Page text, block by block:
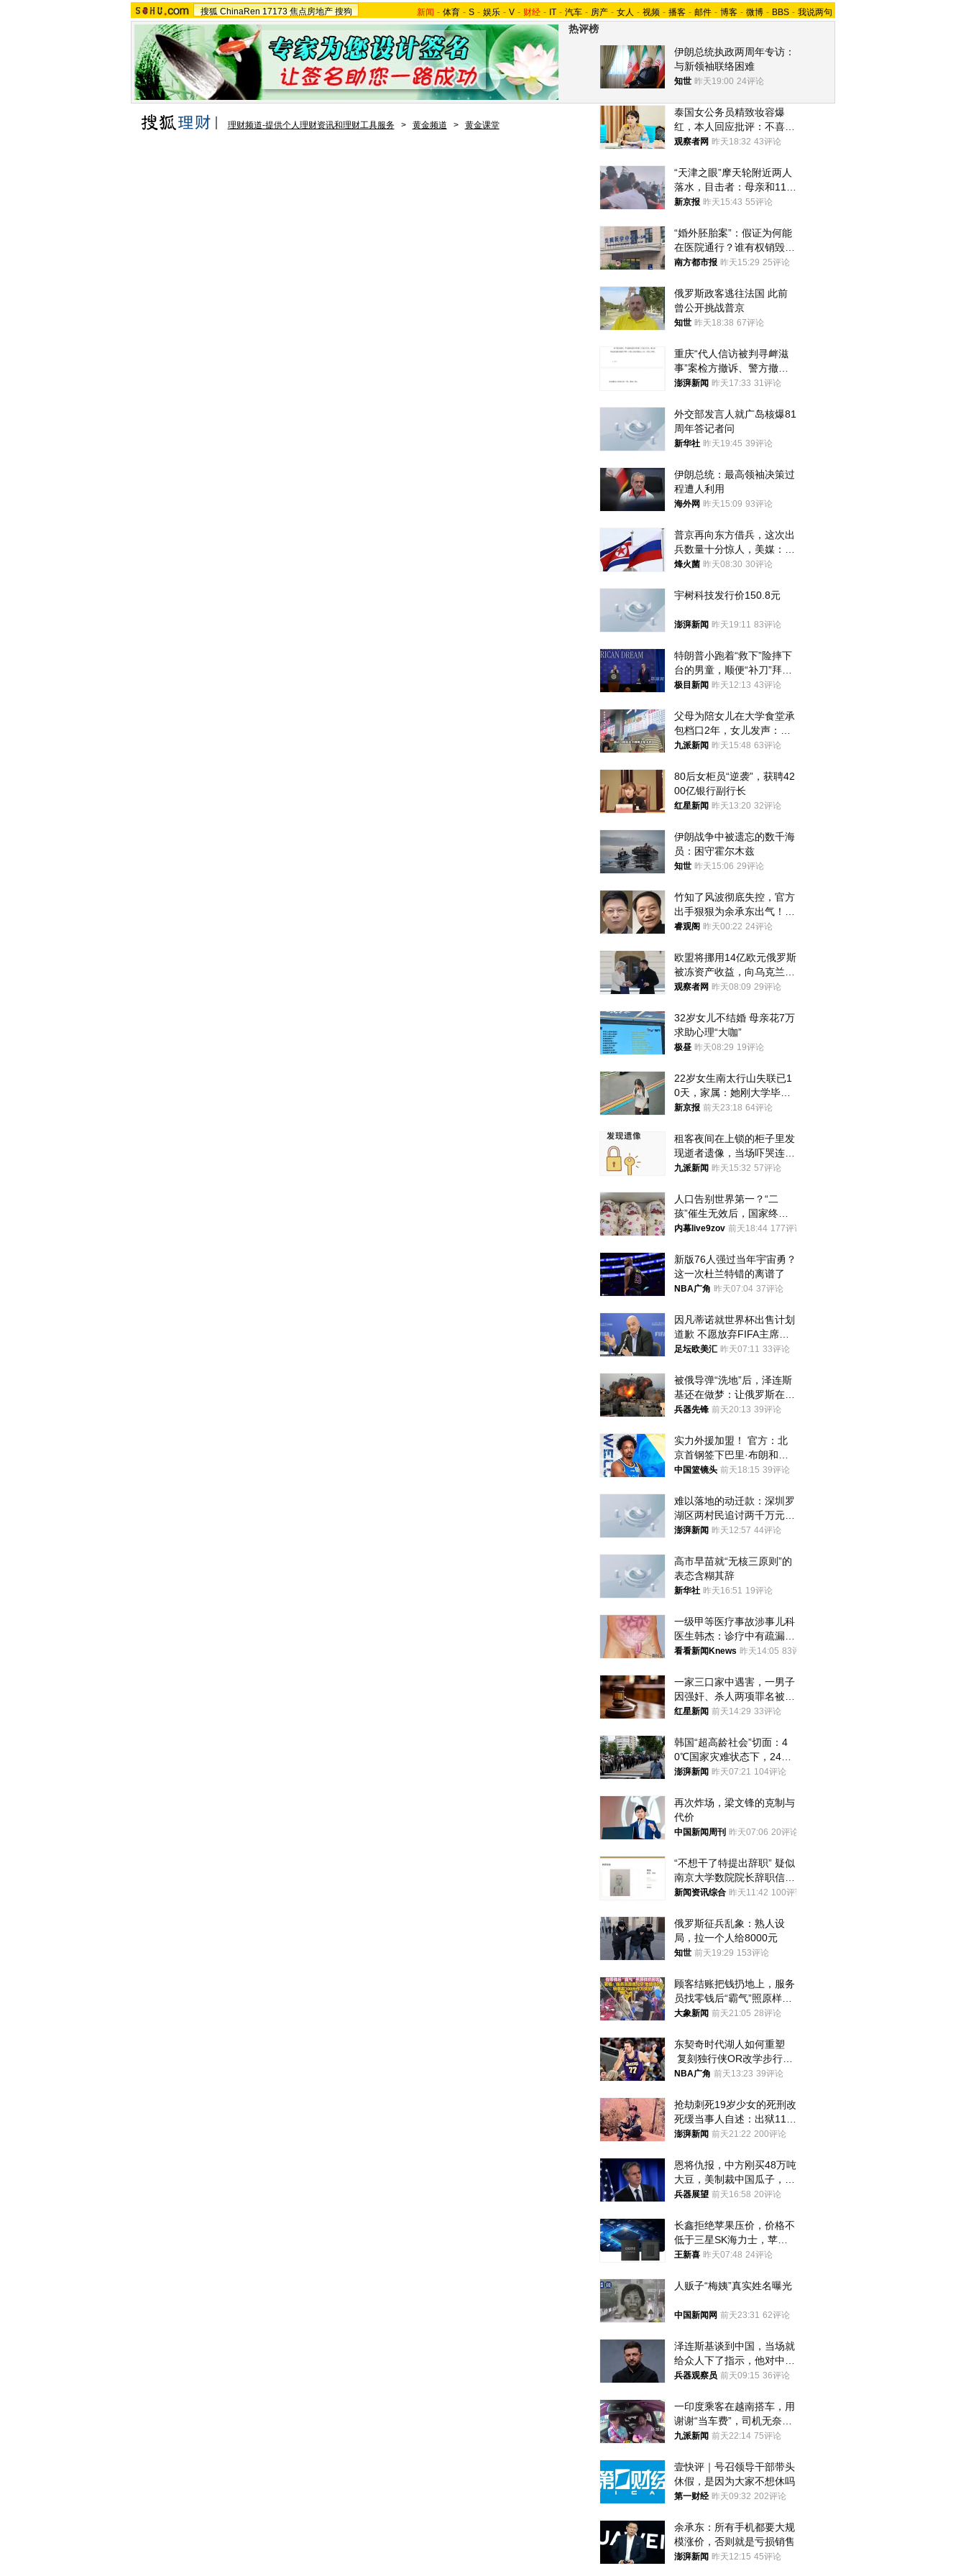
搜狐 ChinaRen 17173 焦点房地产 搜狗 新闻 - 体育 - S - 娱乐 - V - 财经 - IT - 汽车 - 房产 - 女人 - 视频 - 播客 - 邮件 - 博客 - 微博 - BBS - 我说两句
热评榜
伊朗总统执政两周年专访：
与新领袖联络困难
知世 昨天19:00 24评论
泰国女公务员精致妆容爆
红，本人回应批评：不喜欢
就别看
观察者网 昨天18:32 43评论
“天津之眼”摩天轮附近两人
落水，目击者：母亲和11岁
儿子先后被打捞上岸
新京报 昨天15:43 55评论
“婚外胚胎案”：假证为何能
在医院通行？谁有权销毁胚
胎？
南方都市报 昨天15:29 25评论
俄罗斯政客逃往法国 此前
曾公开挑战普京
知世 昨天18:38 67评论
重庆“代人信访被判寻衅滋
事”案检方撤诉、警方撤
案，两被告人获国赔
澎湃新闻 昨天17:33 31评论
外交部发言人就广岛核爆81
周年答记者问
新华社 昨天19:45 39评论
伊朗总统：最高领袖决策过
程遭人利用
海外网 昨天15:09 93评论
普京再向东方借兵，这次出
兵数量十分惊人，美媒：俄
朝要动真格？
烽火菌 昨天08:30 30评论
宇树科技发行价150.8元
澎湃新闻 昨天19:11 83评论
特朗普小跑着“救下”险摔下
台的男童，顺便“补刀”拜
登：“我可不想他像拜登一
极目新闻 昨天12:13 43评论
父母为陪女儿在大学食堂承
包档口2年，女儿发声：初
衷是为了陪伴，毕业后将不
九派新闻 昨天15:48 63评论
80后女柜员“逆袭”，获聘42
00亿银行副行长
红星新闻 昨天13:20 32评论
伊朗战争中被遗忘的数千海
员：困守霍尔木兹
知世 昨天15:06 29评论
竹知了风波彻底失控，官方
出手狠狠为余承东出气！雷
军果然没说错
睿观阁 昨天00:22 24评论
欧盟将挪用14亿欧元俄罗斯
被冻资产收益，向乌克兰提
供援助
观察者网 昨天08:09 29评论
32岁女儿不结婚 母亲花7万
求助心理“大咖”
极昼 昨天08:29 19评论
22岁女生南太行山失联已1
0天，家属：她刚大学毕业
想到山里旅行
新京报 前天23:18 64评论
租客夜间在上锁的柜子里发
现逝者遗像，当场吓哭连夜
搬离，房东退还押金
九派新闻 昨天15:32 57评论
人口告别世界第一？“二
孩”催生无效后，国家终于
向住房出手了！
内幕live9zov 前天18:44 177评论
新版76人强过当年宇宙勇？
这一次杜兰特错的离谱了
NBA广角 昨天07:04 37评论
因凡蒂诺就世界杯出售计划
道歉 不愿放弃FIFA主席职
位
足坛欧美汇 昨天07:11 33评论
被俄导弹“洗地”后，泽连斯
基还在做梦：让俄罗斯在冬
季前求和？
兵器先锋 前天20:13 39评论
实力外援加盟！ 官方：北
京首钢签下巴里·布朗和桑
普森
中国篮镜头 前天18:15 39评论
难以落地的动迁款：深圳罗
湖区两村民追讨两千万元动
迁款八年未果
澎湃新闻 昨天12:57 44评论
高市早苗就“无核三原则”的
表态含糊其辞
新华社 昨天16:51 19评论
一级甲等医疗事故涉事儿科
医生韩杰：诊疗中有疏漏，
我认错，但不能认罪
看看新闻Knews 昨天14:05 83评论
一家三口家中遇害，一男子
因强奸、杀人两项罪名被判
死缓 最高检介入后改判无
红星新闻 前天14:29 33评论
韩国“超高龄社会”切面：4
0℃国家灾难状态下，2400
名首尔老人还在巷子里收废
澎湃新闻 昨天07:21 104评论
再次炸场，梁文锋的克制与
代价
中国新闻周刊 昨天07:06 20评论
“不想干了特提出辞职” 疑似
南京大学数院院长辞职信流
传 院方回应
新闻资讯综合 昨天11:42 100评论
俄罗斯征兵乱象：熟人设
局，拉一个人给8000元
知世 前天19:29 153评论
顾客结账把钱扔地上，服务
员找零钱后“霸气”照原样扔
回去
大象新闻 前天21:05 28评论
东契奇时代湖人如何重塑
复刻独行侠OR改学步行
者？
NBA广角 前天13:23 39评论
抢劫刺死19岁少女的死刑改
死缓当事人自述：出狱11年
间始终刻意躲避被害人家属
澎湃新闻 前天21:22 200评论
恩将仇报，中方刚买48万吨
大豆，美制裁中国瓜子，布
林肯措辞变了
兵器展望 前天16:58 20评论
长鑫拒绝苹果压价，价格不
低于三星SK海力士，苹果
失去了议价权
王新喜 昨天07:48 24评论
人贩子“梅姨”真实姓名曝光
中国新闻网 前天23:31 62评论
泽连斯基谈到中国，当场就
给众人下了指示，他对中国
和中乌关系，显然又有了新
兵器观察员 前天09:15 36评论
一印度乘客在越南搭车，用
谢谢“当车费”，司机无奈发
笑；印度网友：不代表印度
九派新闻 前天22:14 75评论
壹快评｜号召领导干部带头
休假，是因为大家不想休吗
第一财经 昨天09:32 202评论
余承东：所有手机都要大规
模涨价，否则就是亏损销售
澎湃新闻 昨天12:15 45评论
理财频道-提供个人理财资讯和理财工具服务 > 黄金频道 > 黄金课堂